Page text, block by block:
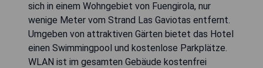
sich in einem Wohngebiet von Fuengirola, nur
wenige Meter vom Strand Las Gaviotas entfernt.
Umgeben von attraktiven Gärten bietet das Hotel
einen Swimmingpool und kostenlose Parkplätze.
WLAN ist im gesamten Gebäude kostenfrei